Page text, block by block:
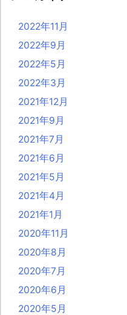
2022年11月
2022年9月
2022年5月
2022年3月
2021年12月
2021年9月
2021年7月
2021年6月
2021年5月
2021年4月
2021年1月
2020年11月
2020年8月
2020年7月
2020年6月
2020年5月